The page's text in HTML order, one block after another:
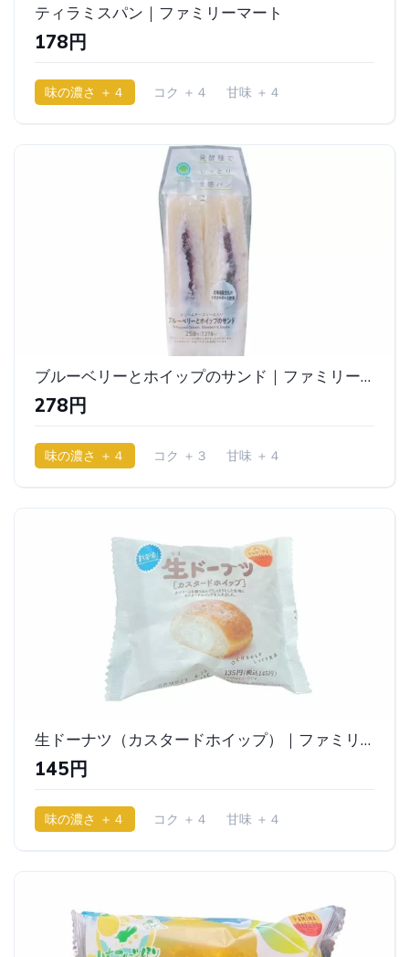
ティラミスパン｜ファミリーマート
178円
味の濃さ ＋４ コク ＋４
甘味 ＋４
ブルーベリーとホイップのサンド｜ファミリーマート
278円
味の濃さ ＋４ コク ＋３
甘味 ＋４
生ドーナツ（カスタードホイップ）｜ファミリーマート
145円
味の濃さ ＋４ コク ＋４
甘味 ＋４